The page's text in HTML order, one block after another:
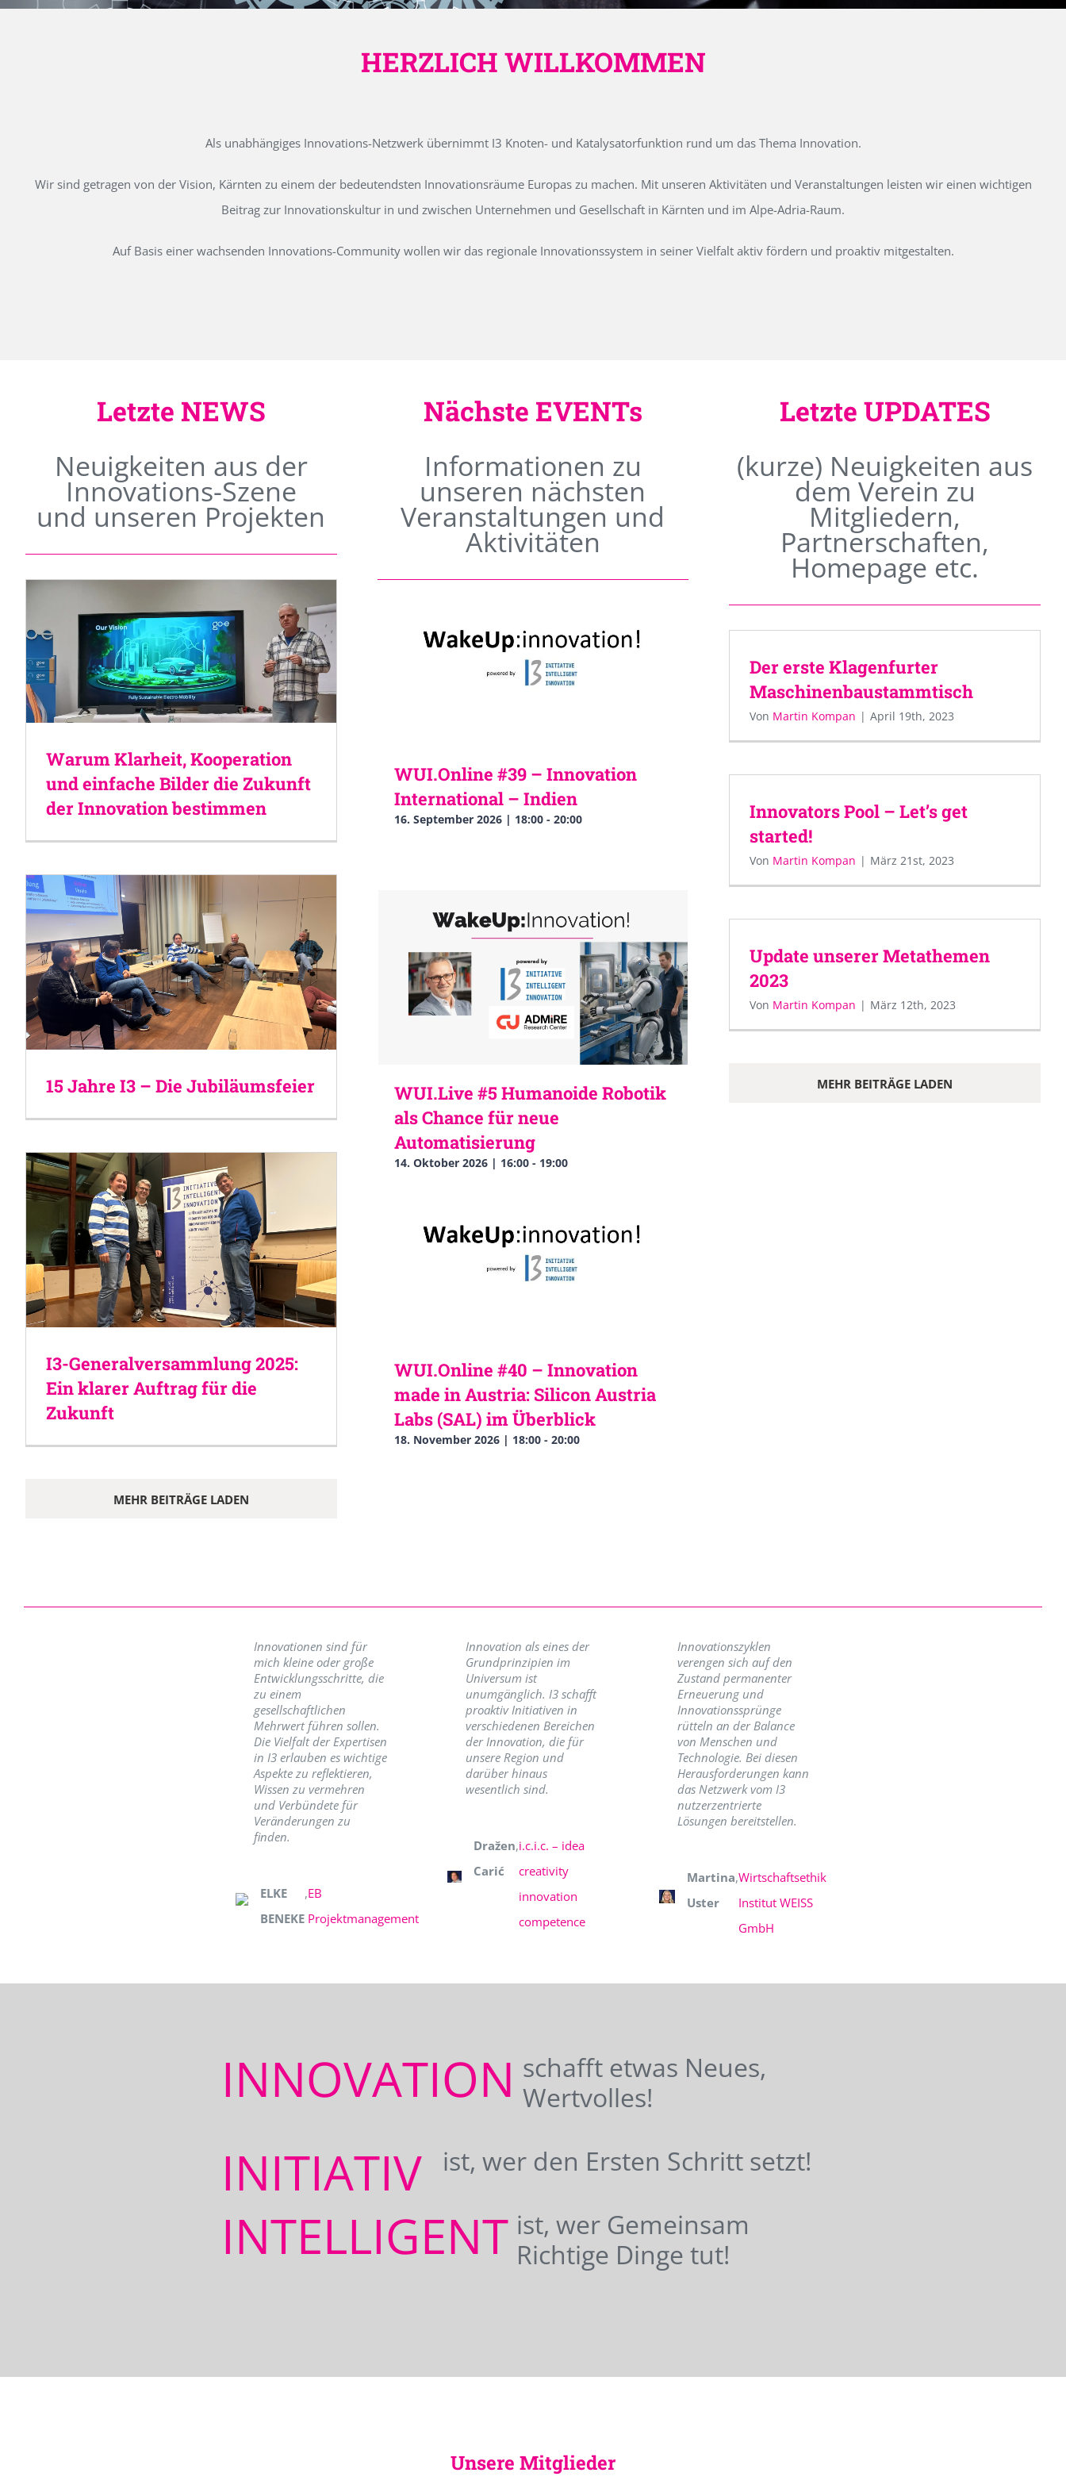
HERZLICH WILLKOMMEN
Als unabhängiges Innovations-Netzwerk übernimmt I3 Knoten- und Katalysatorfunktion rund um das Thema Innovation.
Wir sind getragen von der Vision, Kärnten zu einem der bedeutendsten Innovationsräume Europas zu machen. Mit unseren Aktivitäten und Veranstaltungen leisten wir einen wichtigen
Beitrag zur Innovationskultur in und zwischen Unternehmen und Gesellschaft in Kärnten und im Alpe-Adria-Raum.
Auf Basis einer wachsenden Innovations-Community wollen wir das regionale Innovationssystem in seiner Vielfalt aktiv fördern und proaktiv mitgestalten.
Letzte NEWS
Neuigkeiten aus der
Innovations-Szene
und unseren Projekten
Warum Klarheit, Kooperation
und einfache Bilder die Zukunft
der Innovation bestimmen
15 Jahre I3 – Die Jubiläumsfeier
I3-Generalversammlung 2025:
Ein klarer Auftrag für die
Zukunft
MEHR BEITRÄGE LADEN
Nächste EVENTs
Informationen zu
unseren nächsten
Veranstaltungen und
Aktivitäten
WUI.Online #39 – Innovation
International – Indien
16. September 2026 | 18:00- 20:00
WUI.Live #5 Humanoide Robotik
als Chance für neue
Automatisierung
14. Oktober 2026 | 16:00- 19:00
WUI.Online #40 – Innovation
made in Austria: Silicon Austria
Labs (SAL) im Überblick
18. November 2026 | 18:00- 20:00
Letzte UPDATES
(kurze) Neuigkeiten aus
dem Verein zu
Mitgliedern,
Partnerschaften,
Homepage etc.
Der erste Klagenfurter
Maschinenbaustammtisch
Von Martin Kompan | April 19th, 2023
Innovators Pool – Let’s get
started!
Von Martin Kompan | März 21st, 2023
Update unserer Metathemen
2023
Von Martin Kompan | März 12th, 2023
MEHR BEITRÄGE LADEN
Innovationen sind für
mich kleine oder große
Entwicklungsschritte, die
zu einem
gesellschaftlichen
Mehrwert führen sollen.
Die Vielfalt der Expertisen
in I3 erlauben es wichtige
Aspekte zu reflektieren,
Wissen zu vermehren
und Verbündete für
Veränderungen zu
finden.
ELKE
BENEKE
,EB
Projektmanagement
Innovation als eines der
Grundprinzipien im
Universum ist
unumgänglich. I3 schafft
proaktiv Initiativen in
verschiedenen Bereichen
der Innovation, die für
unsere Region und
darüber hinaus
wesentlich sind.
Dražen
Carić
,i.c.i.c. – idea
creativity
innovation
competence
Innovationszyklen
verengen sich auf den
Zustand permanenter
Erneuerung und
Innovationssprünge
rütteln an der Balance
von Menschen und
Technologie. Bei diesen
Herausforderungen kann
das Netzwerk vom I3
nutzerzentrierte
Lösungen bereitstellen.
Martina
Uster
,Wirtschaftsethik
Institut WEISS
GmbH
INNOVATION schafft etwas Neues,
Wertvolles!
INITIATIV ist, wer den Ersten Schritt setzt!
INTELLIGENT ist, wer Gemeinsam
Richtige Dinge tut!
Unsere Mitglieder